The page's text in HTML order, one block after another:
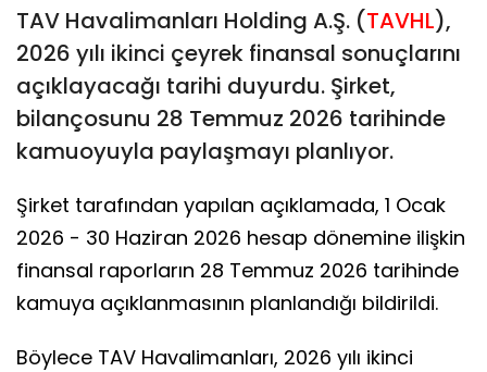
TAV Havalimanları Holding A.Ş. (TAVHL),
2026 yılı ikinci çeyrek finansal sonuçlarını
açıklayacağı tarihi duyurdu. Şirket,
bilançosunu 28 Temmuz 2026 tarihinde
kamuoyuyla paylaşmayı planlıyor.
Şirket tarafından yapılan açıklamada, 1 Ocak
2026 - 30 Haziran 2026 hesap dönemine ilişkin
finansal raporların 28 Temmuz 2026 tarihinde
kamuya açıklanmasının planlandığı bildirildi.
Böylece TAV Havalimanları, 2026 yılı ikinci